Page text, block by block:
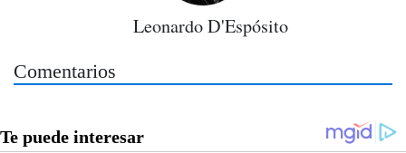
Leonardo D'Espósito
Comentarios